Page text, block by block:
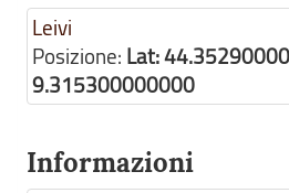
Leivi
Posizione: Lat:
9.315300000000
Informazioni